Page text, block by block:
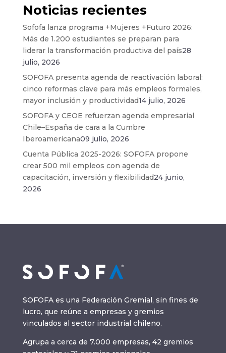
Noticias recientes
Sofofa lanza programa +Mujeres +Futuro 2026:
Más de 1.200 estudiantes se preparan para
liderar la transformación productiva del país28
julio, 2026
SOFOFA presenta agenda de reactivación laboral:
cinco reformas clave para más empleos formales,
mayor inclusión y productividad14 julio, 2026
SOFOFA y CEOE refuerzan agenda empresarial
Chile–España de cara a la Cumbre
Iberoamericana09 julio, 2026
Cuenta Pública 2025-2026: SOFOFA propone
crear 500 mil empleos con agenda de
capacitación, inversión y flexibilidad24 junio,
2026
SOFOFA es una Federación Gremial, sin fines de
lucro, que reúne a empresas y gremios
vinculados al sector industrial chileno.
Agrupa a cerca de 7.000 empresas, 42 gremios